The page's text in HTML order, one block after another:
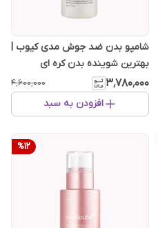
شامپو بدن ضد جوش مدی کیوب |
بهترین شوینده بدن کره ای
۳٬۷۸۰٬۰۰۰ ۴٬۶۰۰٬۰۰۰
افزودن به سبد
%12